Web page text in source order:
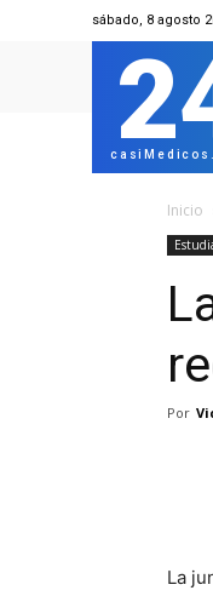
sábado, 8 agosto
Inicio
Por
La